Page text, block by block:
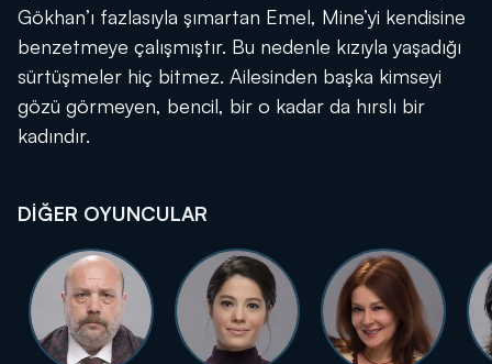
Gökhan’ı fazlasıyla şımartan Emel, Mine’yi kendisine
benzetmeye çalışmıştır. Bu nedenle kızıyla yaşadığı
sürtüşmeler hiç bitmez. Ailesinden başka kimseyi
gözü görmeyen, bencil, bir o kadar da hırslı bir
kadındır.
DİĞER OYUNCULAR